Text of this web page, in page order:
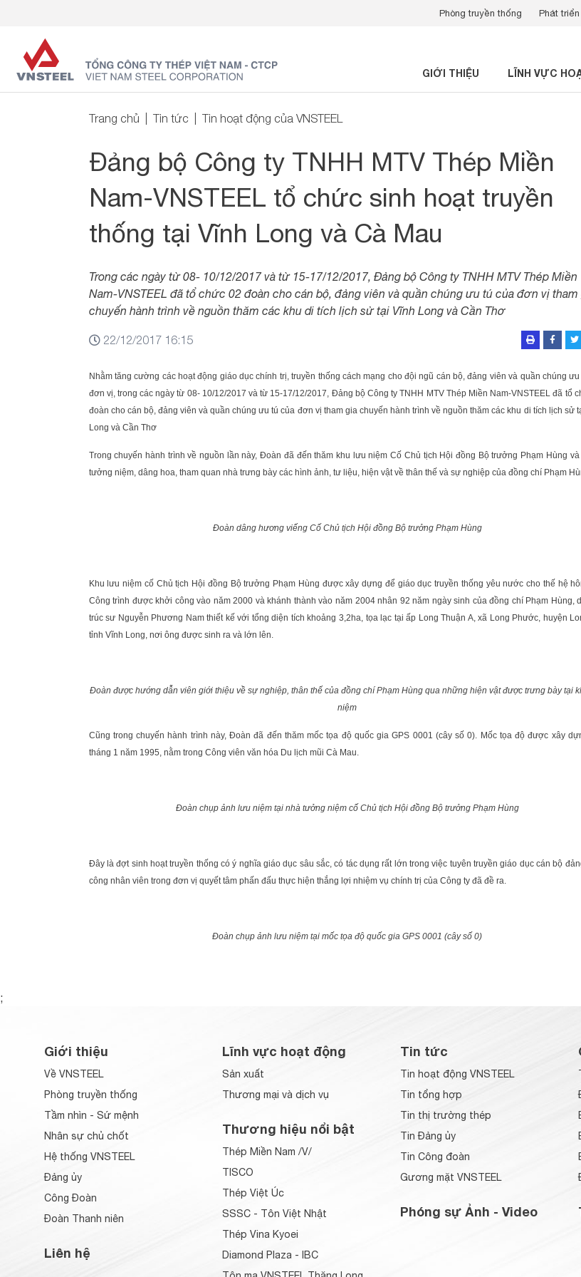
Phòng truyền thống Phát
GIỚI THIỆU LĨNH VỰC
Trang chủ Tin tức Tin hoạt động của VNSTEEL
Đảng bộ Công ty TNHH MTV Thép Miền
Nam-VNSTEEL tổ chức sinh hoạt truyền
thống tại Vĩnh Long và Cà Mau
Trong các ngày từ 08- 10/12/2017 và từ 15-17/12/2017, Đảng bộ Công ty TNHH MTV Thép Miền
Nam-VNSTEEL đã tổ chức 02 đoàn cho cán bộ, đảng viên và quần chúng ưu tú của đơn vị tham
chuyến hành trình về nguồn thăm các khu di tích lịch sử tại Vĩnh Long và Cần Thơ
22/12/2017 16:15
Nhằm tăng cường các hoạt động giáo dục chính trị, truyền thống cách mạng cho đội ngũ cán bộ, đảng viên và quần chúng
đơn vị, trong các ngày từ 08- 10/12/2017 và từ 15-17/12/2017, Đảng bộ Công ty TNHH MTV Thép Miền Nam-VNSTEEL đã tổ
đoàn cho cán bộ, đảng viên và quần chúng ưu tú của đơn vị tham gia chuyến hành trình về nguồn thăm các khu di tích lịch sử
Long và Cần Thơ
Trong chuyến hành trình về nguồn lần này, Đoàn đã đến thăm khu lưu niệm Cố Chủ tịch Hội đồng Bộ trưởng Phạm Hùng và
tưởng niệm, dâng hoa, tham quan nhà trưng bày các hình ảnh, tư liệu, hiện vật về thân thế và sự nghiệp của đồng chí Phạm
Đoàn dâng hương viếng Cố Chủ tịch Hội đồng Bộ trưởng Phạm Hùng
Khu lưu niệm cố Chủ tịch Hội đồng Bộ trưởng Phạm Hùng được xây dựng để giáo dục truyền thống yêu nước cho thế hệ
Công trình được khởi công vào năm 2000 và khánh thành vào năm 2004 nhân 92 năm ngày sinh của đồng chí Phạm Hùng,
trúc sư Nguyễn Phương Nam thiết kế với tổng diện tích khoảng 3,2ha, tọa lạc tại ấp Long Thuận A, xã Long Phước, huyện
tỉnh Vĩnh Long, nơi ông được sinh ra và lớn lên.
Đoàn được hướng dẫn viên giới thiệu về sự nghiệp, thân thế của đồng chí Phạm Hùng qua những hiện vật được trưng bày tại
niệm
Cũng trong chuyến hành trình này, Đoàn đã đến thăm mốc tọa độ quốc gia GPS 0001 (cây số 0). Mốc tọa độ được xây
tháng 1 năm 1995, nằm trong Công viên văn hóa Du lịch mũi Cà Mau.
Đoàn chụp ảnh lưu niệm tại nhà tưởng niệm cố Chủ tịch Hội đồng Bộ trưởng Phạm Hùng
Đây là đợt sinh hoạt truyền thống có ý nghĩa giáo dục sâu sắc, có tác dụng rất lớn trong việc tuyên truyền giáo dục cán bộ
công nhân viên trong đơn vị quyết tâm phấn đấu thực hiện thắng lợi nhiệm vụ chính trị của Công ty đã đề ra.
Đoàn chụp ảnh lưu niệm tại mốctọa độ quốc gia GPS 0001 (cây số 0)
;
Giới thiệu
Về VNSTEEL
Phòng truyền thống
Tầm nhìn - Sứ mệnh
Nhân sự chủ chốt
Hệ thống VNSTEEL
Đảng ủy
Công Đoàn
Đoàn Thanh niên
Liên hệ
Lĩnh vực hoạt động
Sản xuất
Thương mại và dịch vụ
Thương hiệu nổi bật
Thép Miền Nam /V/
TISCO
Thép Việt Úc
SSSC - Tôn Việt Nhật
Thép Vina Kyoei
Diamond Plaza - IBC
Tin tức
Tin hoạt động VNSTEEL
Tin tổng hợp
Tin thị trường thép
Tin Đảng ủy
Tin Công đoàn
Gương mặt VNSTEEL
Phóng sự Ảnh - Video